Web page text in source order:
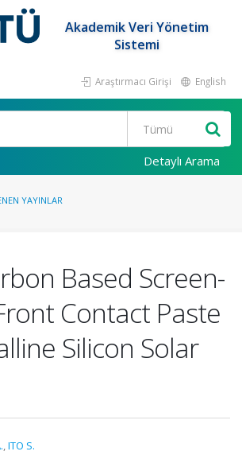
Akademik Veri Yönetim
Sistemi
Araştırmacı Girişi English
Detaylı Arama
YAYINLAR
Based Screen-
Contact Paste
Silicon Solar
,ITO S.